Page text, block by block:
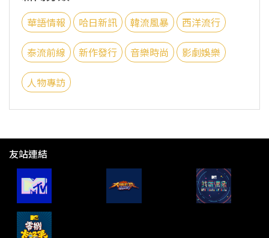
華語情報 哈日新訊 韓流風暴 西洋流行
泰流前線 新作發行 音樂時尚 影劇娛樂
人物專訪
友站連結